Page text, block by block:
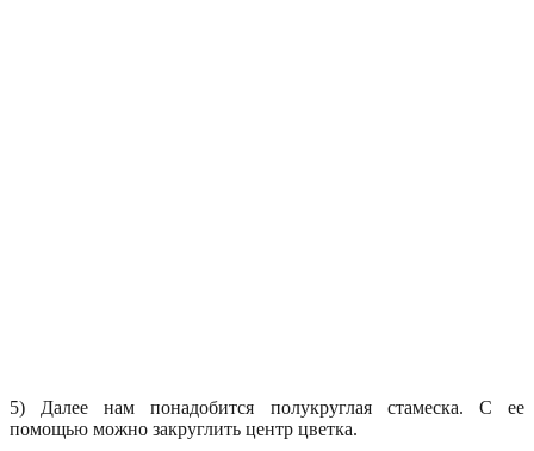
5) Далее нам понадобится полукруглая стамеска. С ее
помощью можно закруглить центр цветка.